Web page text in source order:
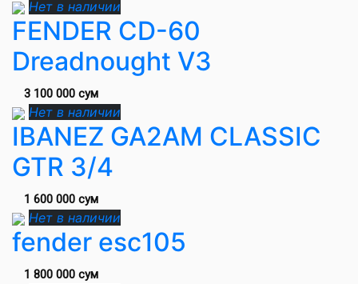
Нет в наличии
FENDER CD-60
Dreadnought V3
3 100 000 сум
Нет в наличии
IBANEZ GA2AM CLASSIC
GTR 3/4
1 600 000 сум
Нет в наличии
fender esc105
1 800 000 сум